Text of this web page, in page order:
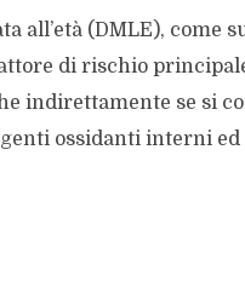
all’età (DMLE), come
di rischio
indirettamente se si
ossidanti interni